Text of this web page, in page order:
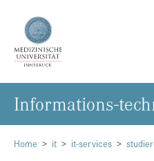
Forschung
Studium &
Home it it-services
In­for­ma­ti­ons-